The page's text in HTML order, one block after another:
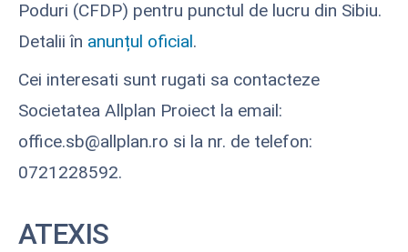
Poduri (CFDP) pentru punctul de lucru din Sibiu.
Detalii în anunțul oficial.
Cei interesati sunt rugati sa contacteze
Societatea Allplan Proiect la email:
office.sb@allplan.ro si la nr. de telefon:
0721228592.
ATEXIS